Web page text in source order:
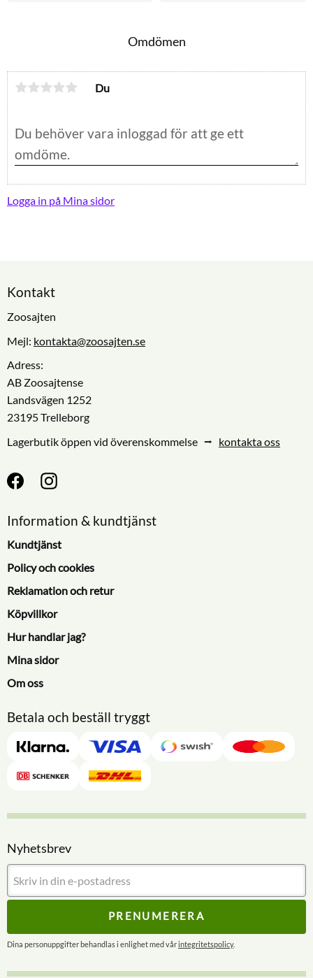
Omdömen
Du
Logga in på Mina sidor
Kontakt
Zoosajten
Mejl: kontakta@zoosajten.se
Adress:
AB Zoosajtense
Landsvägen 1252
23195 Trelleborg
Lagerbutik öppen vid överenskommelse ⭢ kontakta oss
Information & kundtjänst
Kundtjänst
Policy och cookies
Reklamation och retur
Köpvillkor
Hur handlar jag?
Mina sidor
Om oss
Betala och beställ tryggt
Nyhetsbrev
PRENUMERERA
Dina personuppgifter behandlas i enlighet med vårintegritetspolicy.